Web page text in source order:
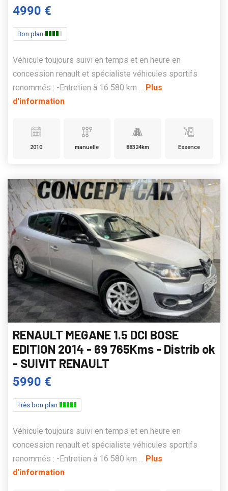
4990 €
Bon plan
Véhicule toujours suivi en temps et en heure en
concession renault et spécialiste véhicules sportifs
renommés : -Entretien à 16 580 km ... Plus
d'information
2010 manuelle 88324km Essence
RENAULT MEGANE 1.5 DCI BOSE
EDITION 2014 - 69 765Kms - Distrib ok
- SUIVIT RENAULT
5990 €
Très bon plan
Véhicule toujours suivi en temps et en heure en
concession renault et spécialiste véhicules sportifs
renommés : -Entretien à 16 580 km ... Plus
d'information